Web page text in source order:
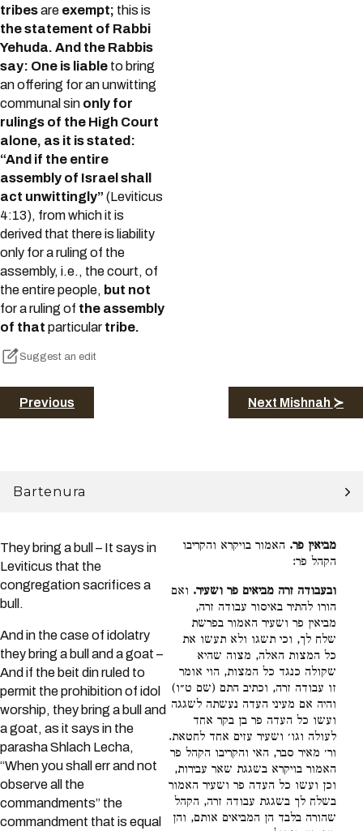
tribesare exempt; this is
the statement of Rabbi
Yehuda. And the Rabbis
say: One is liable to bring
an offering for an unwitting
communal sin only for
rulings of the High Court
alone, as it is stated:
“And if the entire
assembly of Israel shall
act unwittingly” (Leviticus
4:13), from which it is
derived that there is liability
only for a ruling of the
assembly, i.e., the court, of
the entire people, but not
for a ruling of the assembly
of that particular tribe.
Suggest an edit
Previous Next Mishnah ≻
Bartenura
They bring a bull – It says in
Leviticus that the
congregation sacrifices a
bull.
And in the case of idolatry
they bring a bull and a goat –
And if the beit din ruled to
permit the prohibition of idol
worship, they bring a bull and
a goat, as it says in the
parasha Shlach Lecha,
“When you shall err and not
observe all the
commandments” the
commandment that is equal
מביאין פר. האמור בויקרא והקריבו
הקהל פר:
ובעבודה זרה מביאים פר ושעיר. ואם
הורו להתיר באיסור עבודה זרה,
מביאין פר ושעיר האמור בפרשת
שלח לך, וכי תשגו ולא תעשו את
כל המצות האלה, מצוה שהיא
שקולה כנגד כל המצות, הוי אומר
זו עבודה זרה, וכתיב התם (שם ט״ו)
והיה אם מעיני העדה נעשתה לשגגה
ועשו כל העדה פר בן בקר אחד
לעולה וגו׳ ושעיר עזים אחד לחטאת.
ור׳ מאיר סבר, האי והקריבו הקהל פר
האמור בויקרא בשגגת שאר עבירות,
וכן ועשו כל העדה פר ושעיר האמור
בשלח לך בשגגת עבודה זרה, הקהל
שהורה בלבד הן המביאים אותם, והן